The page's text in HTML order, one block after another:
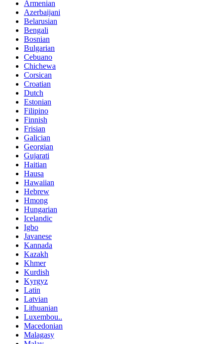
Armenian
Azerbaijani
Belarusian
Bengali
Bosnian
Bulgarian
Cebuano
Chichewa
Corsican
Croatian
Dutch
Estonian
Filipino
Finnish
Frisian
Galician
Georgian
Gujarati
Haitian
Hausa
Hawaiian
Hebrew
Hmong
Hungarian
Icelandic
Igbo
Javanese
Kannada
Kazakh
Khmer
Kurdish
Kyrgyz
Latin
Latvian
Lithuanian
Luxembou..
Macedonian
Malagasy